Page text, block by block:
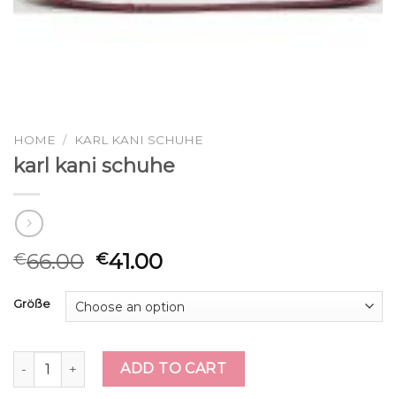
HOME / KARL KANI SCHUHE
karl kani schuhe
€66.00 €41.00
Größe
karl kani schuhe quantityADD TO CART